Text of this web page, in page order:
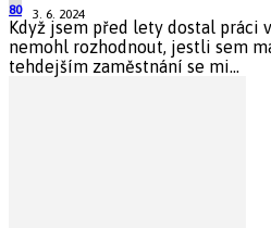
3. 6. 2024
80
Když jsem před lety dostal práci
nemohl rozhodnout, jestli sem
tehdejším zaměstnání se mi...